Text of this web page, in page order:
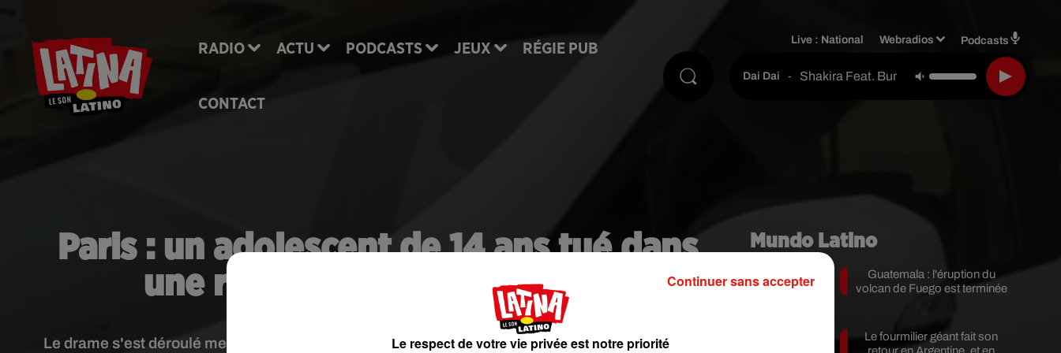
RADIO ACTU PODCASTS JEUX RÉGIE PUB
CONTACT
Live : National Webradios Podcasts
Dai Dai - Shakira Feat. Burna Boy
Paris : un adolescent de 14 ans tué dans
une rixe entre bandes rivales
Le drame s'est déroulé mercredi 29 janvier, dans le 10e arrondissement. Poignardé plusieurs fois
Mundo Latino
Guatemala : l'éruption du
volcan de Fuego est terminée
Le fourmilier géant fait son
retour en Argentine, et en
Le respect de votre vie privée est notre priorité
Continuer sans accepter